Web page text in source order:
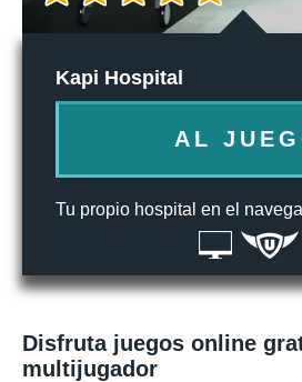
Kapi Hospital
AL
Tu propio hospital en el
Disfruta juegos online
multijugador